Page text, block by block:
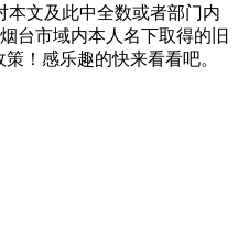
本文及此中全数或者部门内
台市域内本人名下取得的旧
！感乐趣的快来看看吧。